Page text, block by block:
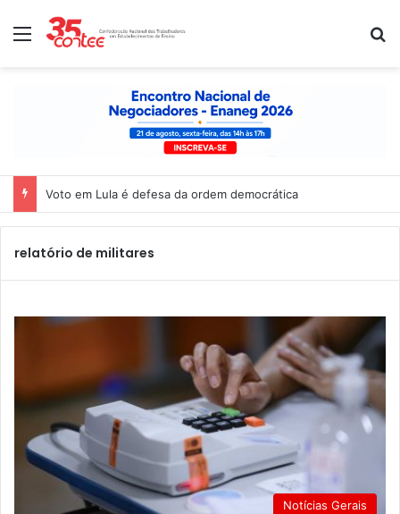
Menu
Voto em Lula é defesa da ordem democrática
relatório de militares
Notícias Gerais